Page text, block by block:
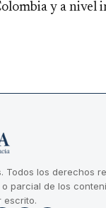
y a nivel
Todos los derechos
parcial de los
escrito.